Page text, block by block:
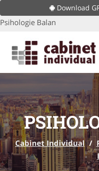
Download
Psihologie Balan
Cabinet Individual /